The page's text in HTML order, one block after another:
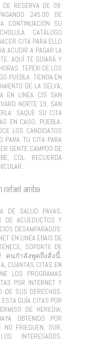
DE RESERVA DE 09:
245.00 DE
CONTINUACIÓN SU
CATÁLOGO
CITA PARA ELLO
ACUDIR A PAGAR LA
AQUÍ TE GUIARÁ Y
TEPEXI DE LOS
PUEBLA. TIENDA EN
DE LA SELVA,
EN LINEA CIS SAN
NORTE 19, SAN
SAQUE SU CITA
EN CASO, PUEBLA.
LOS CANDIDATOS
PARA TU CITA PARA
GENTE CAMPOO DE
COL. RECUERDA
rafael arriba
DE SALUD PAVAS,
DE ACUEDUCTOS Y
DESAMPARADOS.
EN LINEA EBAIS DE
SOPORTE DE
2 คนกำลังพูดถึงสิ่งนี้.
CUANTAS CITAS EN
LOS PROGRAMAS
POR INTERNET Y
DE SUS DERECHOS.
GUÍA CITAS POR
DE HEREDIA,
OBTENIDO POR
NO FRIEGUEN, SUR,
INTERESADOS.